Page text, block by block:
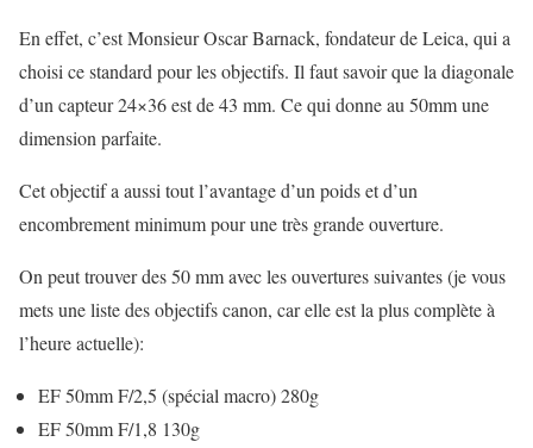
En effet, c’est Monsieur Oscar Barnack, fondateur de Leica, qui a
choisi ce standard pour les objectifs. Il faut savoir que la diagonale
d’un capteur 24×36 est de 43 mm. Ce qui donne au 50mm une
dimension parfaite.
Cet objectif a aussi tout l’avantage d’un poids et d’un
encombrement minimum pour une très grande ouverture.
On peut trouver des 50 mm avec les ouvertures suivantes (je vous
mets une liste des objectifs canon, car elle est la plus complète à
l’heure actuelle):
EF 50mm F/2,5 (spécial macro) 280g
EF 50mm F/1,8 130g